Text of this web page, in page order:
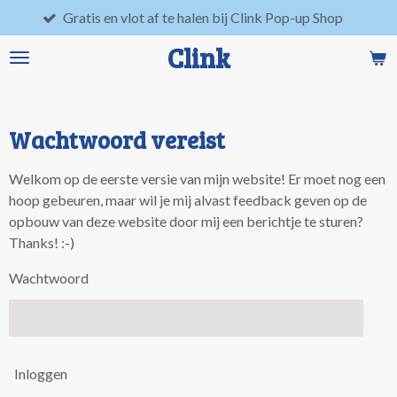
direct
naar
Clink
Gratis en vlot af te halen bij Clink Pop-up Shop
Wachtwoord vereist
Welkom op de eerste versie van mijn website! Er moet nog een
hoop gebeuren, maar wil je mij alvast feedback geven op de
opbouw van deze website door mij een berichtje te sturen?
Thanks! :-)
Wachtwoord
Inloggen